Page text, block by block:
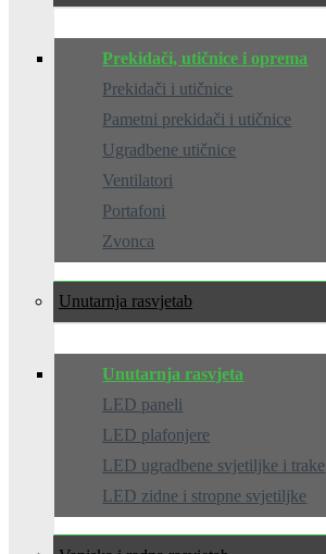
Prekidači, utičnice i oprema
Prekidači i utičnice
Pametni prekidači i utičnice
Ugradbene utičnice
Ventilatori
Portafoni
Zvonca
Unutarnja rasvjeta
Unutarnja rasvjeta
LED paneli
LED plafonjere
LED ugradbene svjetiljke i trake
LED zidne i stropne svjetiljke